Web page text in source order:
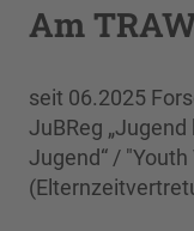
Am
seit 06.2025
JuBReg
Jugend“ / "Youth